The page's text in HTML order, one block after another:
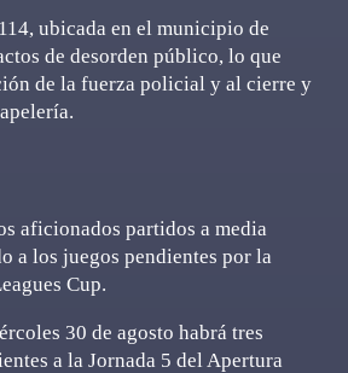
ubicada en el municipio de
de desorden público, lo que
de la fuerza policial y al cierre y
aficionados partidos a media
a los juegos pendientes por la
Cup.
30 de agosto habrá tres
a la Jornada 5 del Apertura